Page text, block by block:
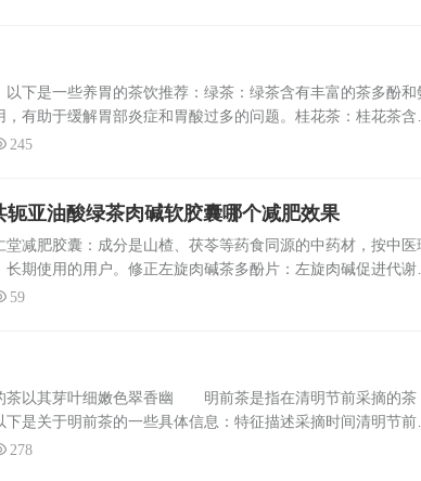
是一些养胃的茶饮推荐：绿茶：绿茶含有丰富的茶多酚和
有助于缓解胃部炎症和胃酸过多的问题。桂花茶：桂花茶含
有滋阴润肺、理气健胃、散寒止痛等功效，比较适合脾胃虚
245
亚油酸绿茶肉碱软胶囊哪个减肥效果
肥胶囊：成分是山楂、茯苓等药食同源的中药材，按中医
期使用的用户。修正左旋肉碱茶多酚片：左旋肉碱促进代谢
起效，口感带点植物香。汤臣倍健清好清畅胶囊：专门针对
59
茶以其芽叶细嫩色翠香幽 明前茶是指在清明节前采摘的茶
是关于明前茶的一些具体信息：特征描述采摘时间清明节前
原因茶树生长缓慢，养分积累充分，氨基酸含量高，茶多酚
278